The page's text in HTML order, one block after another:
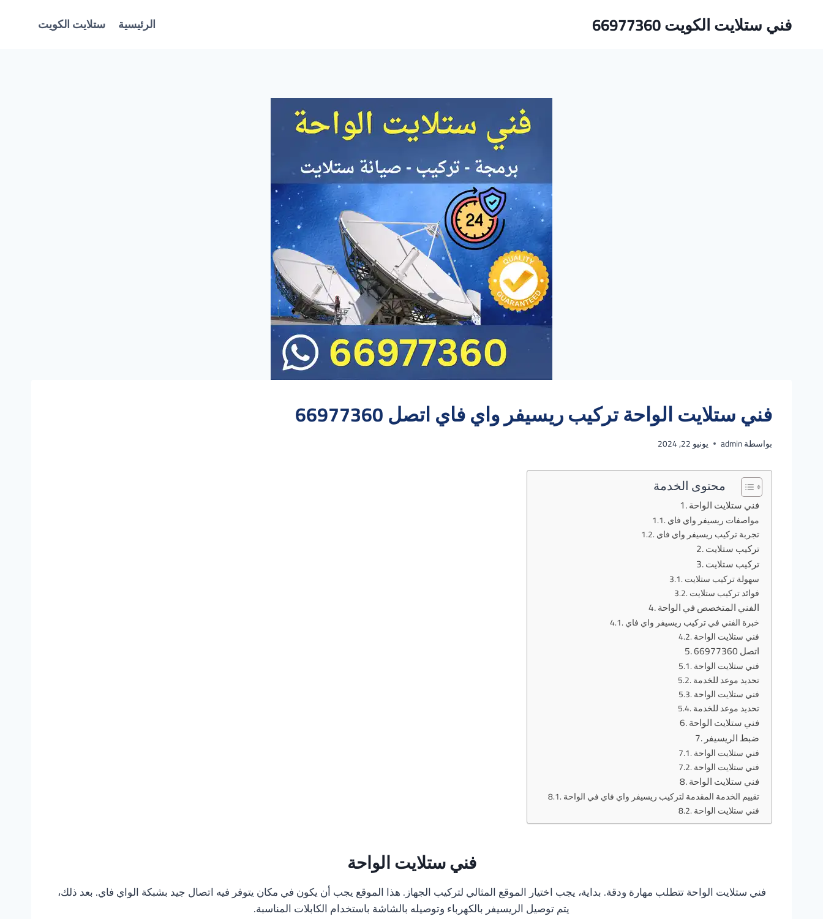
فني ستلايت الكويت 66977360 الرئيسية ستلايت الكويت
فني ستلايت الواحة تركيب ريسيفر واي فاي اتصل 66977360
بواسطةadmin يونيو 22, 2024
محتوى الخدمة
فني ستلايت الواحة
مواصفات ريسيفر واي فاي
تجربة تركيب ريسيفر واي فاي
تركيب ستلايت
تركيب ستلايت
سهولة تركيب ستلايت
فوائد تركيب ستلايت
الفني المتخصص في الواحة
خبرة الفني في تركيب ريسيفر واي فاي
فني ستلايت الواحة
اتصل 66977360
فني ستلايت الواحة
تحديد موعد للخدمة
فني ستلايت الواحة
تحديد موعد للخدمة
فني ستلايت الواحة
ضبط الريسيفر
فني ستلايت الواحة
فني ستلايت الواحة
فني ستلايت الواحة
تقييم الخدمة المقدمة لتركيب ريسيفر واي فاي في الواحة
فني ستلايت الواحة
فني ستلايت الواحة
فني ستلايت الواحة تتطلب مهارة ودقة. بداية، يجب اختيار الموقع المثالي لتركيب الجهاز. هذا الموقع يجب أن يكون في مكان يتوفر فيه اتصال جيد بشبكة الواي فاي. بعد ذلك،
يتم توصيل الريسيفر بالكهرباء وتوصيله بالشاشة باستخدام الكابلات المناسبة.